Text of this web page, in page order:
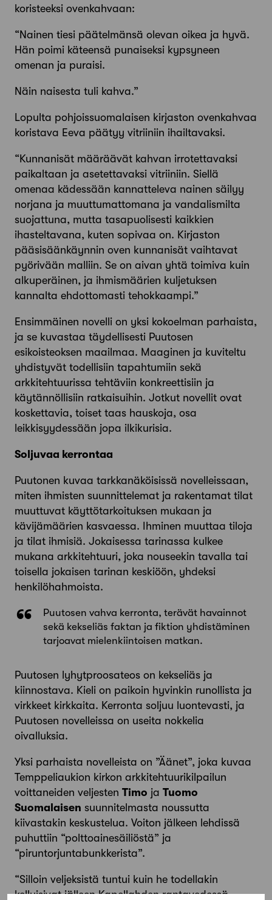
koristeeksi ovenkahvaan:
“Nainen tiesi päätelmänsä olevan oikea ja hyvä.
Hän poimi käteensä punaiseksi kypsyneen
omenan ja puraisi.
Näin naisesta tuli kahva.”
Lopulta pohjoissuomalaisen kirjaston ovenkahvaa
koristava Eeva päätyy vitriiniin ihailtavaksi.
“Kunnanisät määräävät kahvan irrotettavaksi
paikaltaan ja asetettavaksi vitriiniin. Siellä
omenaa kädessään kannatteleva nainen säilyy
norjana ja muuttumattomana ja vandalismilta
suojattuna, mutta tasapuolisesti kaikkien
ihasteltavana, kuten sopivaa on. Kirjaston
pääsisäänkäynnin oven kunnanisät vaihtavat
pyörivään malliin. Se on aivan yhtä toimiva kuin
alkuperäinen, ja ihmismäärien kuljetuksen
kannalta ehdottomasti tehokkaampi.”
Ensimmäinen novelli on yksi kokoelman parhaista,
ja se kuvastaa täydellisesti Puutosen
esikoisteoksen maailmaa. Maaginen ja kuviteltu
yhdistyvät todellisiin tapahtumiin sekä
arkkitehtuurissa tehtäviin konkreettisiin ja
käytännöllisiin ratkaisuihin. Jotkut novellit ovat
koskettavia, toiset taas hauskoja, osa
leikkisyydessään jopa ilkikurisia.
Soljuvaa kerrontaa
Puutonen kuvaa tarkkanäköisissä novelleissaan,
miten ihmisten suunnittelemat ja rakentamat tilat
muuttuvat käyttötarkoituksen mukaan ja
kävijämäärien kasvaessa. Ihminen muuttaa tiloja
ja tilat ihmisiä. Jokaisessa tarinassa kulkee
mukana arkkitehtuuri, joka nouseekin tavalla tai
toisella jokaisen tarinan keskiöön, yhdeksi
henkilöhahmoista.
Puutosen vahva kerronta, terävät havainnot
sekä kekseliäs faktan ja fiktion yhdistäminen
tarjoavat mielenkiintoisen matkan.
Puutosen lyhytproosateos on kekseliäs ja
kiinnostava. Kieli on paikoin hyvinkin runollista ja
virkkeet kirkkaita. Kerronta soljuu luontevasti, ja
Puutosen novelleissa on useita nokkelia
oivalluksia.
Yksi parhaista novelleista on ”Äänet”, joka kuvaa
Temppeliaukion kirkon arkkitehtuurikilpailun
voittaneiden veljesten Timo ja Tuomo
Suomalaisen suunnitelmasta noussutta
kiivastakin keskustelua. Voiton jälkeen lehdissä
puhuttiin “polttoainesäiliöstä” ja
“piruntorjuntabunkkerista”.
“Silloin veljeksistä tuntui kuin he todellakin
kelluisivat jälleen Kapellahden rantavedessä